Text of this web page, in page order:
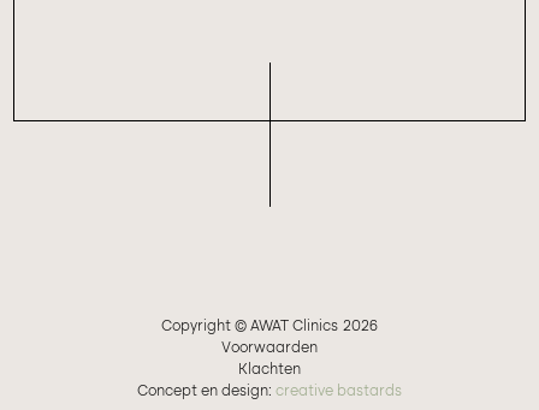
Copyright © AWAT Clinics 2026
Voorwaarden
Klachten
Concept en design: creative bastards